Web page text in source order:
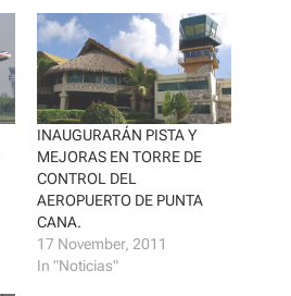
INAUGURARÁN PISTA Y
MEJORAS EN TORRE DE
CONTROL DEL
AEROPUERTO DE PUNTA
CANA.
17 November, 2011
In "Noticias"